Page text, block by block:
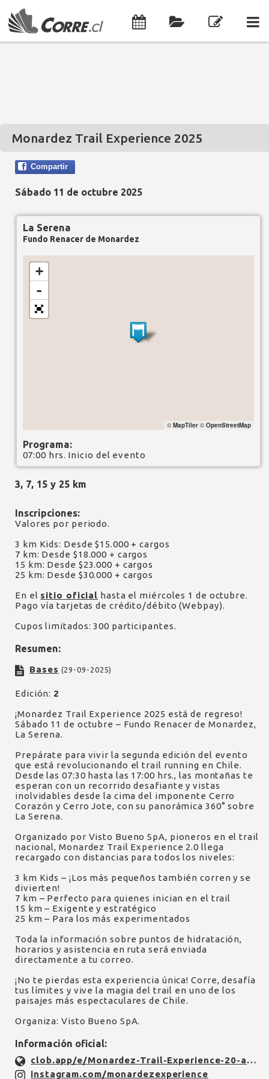
Monardez Trail Experience 2025
Compartir
Sábado 11 de octubre 2025
La Serena
Fundo Renacer de Monardez
+
-
© MapTiler© OpenStreetMap
Programa:
07:00 hrs. Inicio del evento
3, 7, 15 y 25 km
Inscripciones:
Valores por periodo.
3 km Kids: Desde $15.000 + cargos
7 km: Desde $18.000 + cargos
15 km: Desde $23.000 + cargos
25 km: Desde $30.000 + cargos
En el sitio oficial hasta el miércoles 1 de octubre.
Pago vía tarjetas de crédito/débito (Webpay).
Cupos limitados: 300 participantes.
Resumen:
Bases (29-09-2025)
Edición: 2
¡Monardez Trail Experience 2025 está de regreso!
Sábado 11 de octubre – Fundo Renacer de Monardez,
La Serena.
Prepárate para vivir la segunda edición del evento
que está revolucionando el trail running en Chile.
Desde las 07:30 hasta las 17:00 hrs., las montañas te
esperan con un recorrido desafiante y vistas
inolvidables desde la cima del imponente Cerro
Corazón y Cerro Jote, con su panorámica 360° sobre
La Serena.
Organizado por Visto Bueno SpA, pioneros en el trail
nacional, Monardez Trail Experience 2.0 llega
recargado con distancias para todos los niveles:
3 km Kids – ¡Los más pequeños también corren y se
divierten!
7 km – Perfecto para quienes inician en el trail
15 km – Exigente y estratégico
25 km – Para los más experimentados
Toda la información sobre puntos de hidratación,
horarios y asistencia en ruta será enviada
directamente a tu correo.
¡No te pierdas esta experiencia única! Corre, desafía
tus límites y vive la magia del trail en uno de los
paisajes más espectaculares de Chile.
Organiza: Visto Bueno SpA.
Información oficial:
clob.app/e/Monardez-Trail-Experience-20-ad6d6672
instagram.com/monardezexperience